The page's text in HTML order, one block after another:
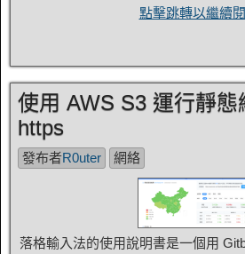
點擊跳轉以繼續
使用 AWS S3 運行靜態
https
發布者R0uter 網絡
落格輸入法的使用說明書是一個用